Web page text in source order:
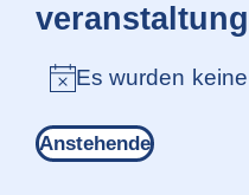
Hinweis
Es wurden
Anstehende